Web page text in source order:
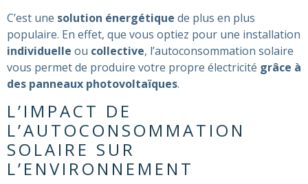
C’est une solution énergétique de plus en plus
populaire. En effet, que vous optiez pour une installation
individuelle ou collective, l’autoconsommation solaire
vous permet de produire votre propre électricité grâce à
des panneaux photovoltaïques.
L’IMPACT DE
L’AUTOCONSOMMATION
SOLAIRE SUR
L’ENVIRONNEMENT